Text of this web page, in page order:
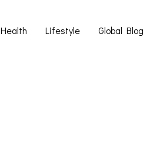
Health Lifestyle Global Blog